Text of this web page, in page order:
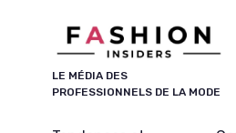
LE MÉDIA DES
PROFESSIONNELS DE LA MODE